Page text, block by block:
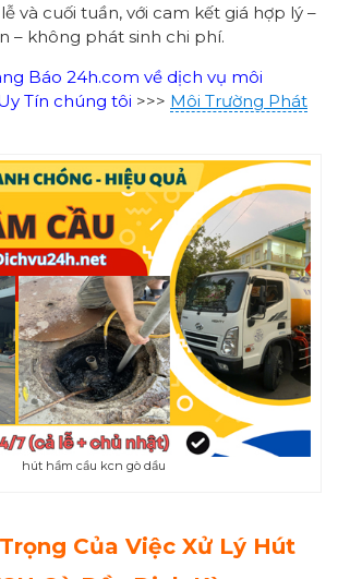
và cuối tuần, với cam kết giá hợp lý –
– không phát sinh chi phí.
Báo 24h.com về dịch vụ môi
Tín chúng tôi >>> Môi Trường Phát
hút hầm cầu kcn gò dầu
Của Việc Xử Lý Hút